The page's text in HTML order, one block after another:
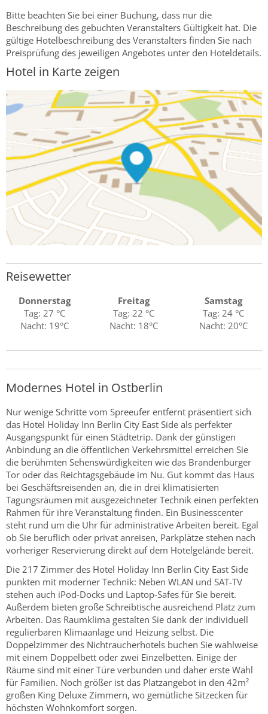
Bitte beachten Sie bei einer Buchung, dass nur die
Beschreibung des gebuchten Veranstalters Gültigkeit hat. Die
gültige Hotelbeschreibung des Veranstalters finden Sie nach
Preisprüfung des jeweiligen Angebotes unter den Hoteldetails.
Hotel in Karte zeigen
Reisewetter
Donnerstag
Tag: 27 °C
Nacht: 19°C
Freitag
Tag: 22 °C
Nacht: 18°C
Samstag
Tag: 24 °C
Nacht: 20°C
Modernes Hotel in Ostberlin
Nur wenige Schritte vom Spreeufer entfernt präsentiert sich
das Hotel Holiday Inn Berlin City East Side als perfekter
Ausgangspunkt für einen Städtetrip. Dank der günstigen
Anbindung an die öffentlichen Verkehrsmittel erreichen Sie
die berühmten Sehenswürdigkeiten wie das Brandenburger
Tor oder das Reichtagsgebäude im Nu. Gut kommt das Haus
bei Geschäftsreisenden an, die in drei klimatisierten
Tagungsräumen mit ausgezeichneter Technik einen perfekten
Rahmen für ihre Veranstaltung finden. Ein Businesscenter
steht rund um die Uhr für administrative Arbeiten bereit. Egal
ob Sie beruflich oder privat anreisen, Parkplätze stehen nach
vorheriger Reservierung direkt auf dem Hotelgelände bereit.
Die 217 Zimmer des Hotel Holiday Inn Berlin City East Side
punkten mit moderner Technik: Neben WLAN und SAT-TV
stehen auch iPod-Docks und Laptop-Safes für Sie bereit.
Außerdem bieten große Schreibtische ausreichend Platz zum
Arbeiten. Das Raumklima gestalten Sie dank der individuell
regulierbaren Klimaanlage und Heizung selbst. Die
Doppelzimmer des Nichtraucherhotels buchen Sie wahlweise
mit einem Doppelbett oder zwei Einzelbetten. Einige der
Räume sind mit einer Türe verbunden und daher erste Wahl
für Familien. Noch größer ist das Platzangebot in den 42m²
großen King Deluxe Zimmern, wo gemütliche Sitzecken für
höchsten Wohnkomfort sorgen.